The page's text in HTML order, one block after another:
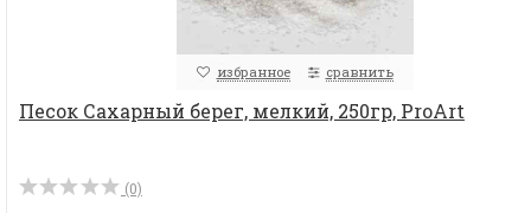
избранное сравнить
Песок Сахарный берег, мелкий, 250гр, ProArt
(0)